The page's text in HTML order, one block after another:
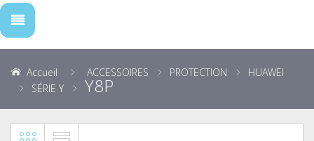
Accueil ACCESSOIRES PROTECTION
HUAWEI
SÉRIE Y
Y8P